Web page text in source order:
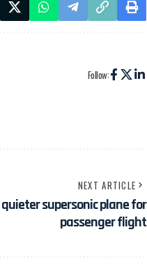
Follow:
NEXT ARTICLE
quieter supersonic plane for
passenger flight